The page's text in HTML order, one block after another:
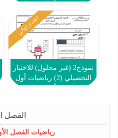
2022 2023
اختبار نهائي
نموذج2 (غير محلول) للاختبار
التحصيلي (2) رياضيات أول
الفصل
رياضيات الفصل